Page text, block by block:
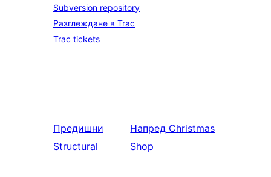
Subversion repository
Разглеждане в Trac
Trac tickets
Предишни
Structural
Напред Christmas
Shop